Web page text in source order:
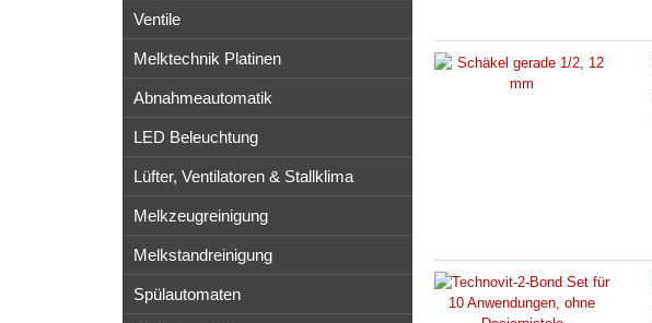
Ventile
Melktechnik Platinen
Abnahmeautomatik
LED Beleuchtung
Lüfter, Ventilatoren & Stallklima
Melkzeugreinigung
Melkstandreinigung
Spülautomaten